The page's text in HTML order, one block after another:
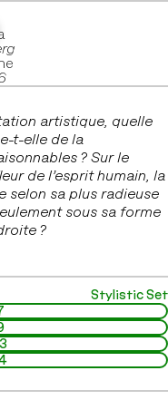
artistique, quelle
t-elle de la
? Sur le
de l’esprit humain, la
selon sa plus radieuse
sous sa forme
?
Stylistic Set